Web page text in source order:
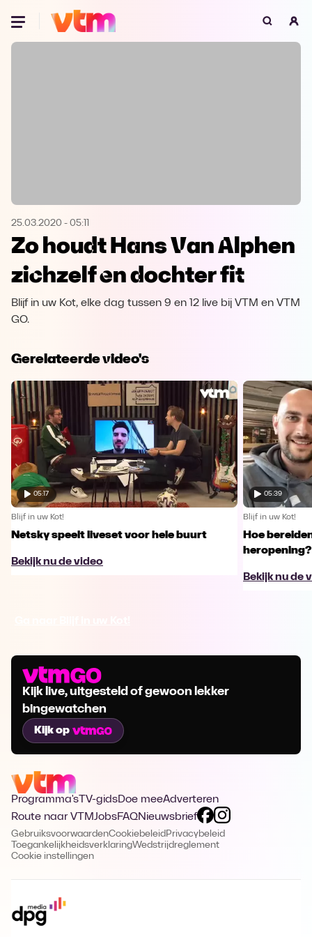
Oeps, browser niet ondersteund
Microsoft Edge Download
Opera Download
25.03.2020 - 05:11
Zo houdt Hans Van Alphen
zichzelf en dochter fit
Blijf in uw Kot, elke dag tussen 9 en 12 live bij VTM en VTM
GO.
Gerelateerde video's
05:17
Blijf in uw Kot!
Netsky speelt liveset voor hele buurt
Bekijk nu de video
05:39
Blijf in uw Kot!
Hoe
heropening?
Bekijk nu de
Kijk live, uitgesteld of gewoon lekker
bingewatchen
Kijk op
Programma's TV-gidsDoe meeAdverteren
Route naar VTMJobsFAQNieuwsbrief
GebruiksvoorwaardenCookiebeleid Privacybeleid
ToegankelijkheidsverklaringWedstrijdreglement
Cookie instellingen